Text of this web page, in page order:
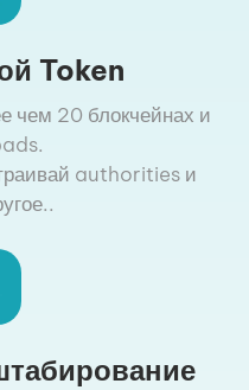
Token
чем 20 блокчейнах и
authorities и